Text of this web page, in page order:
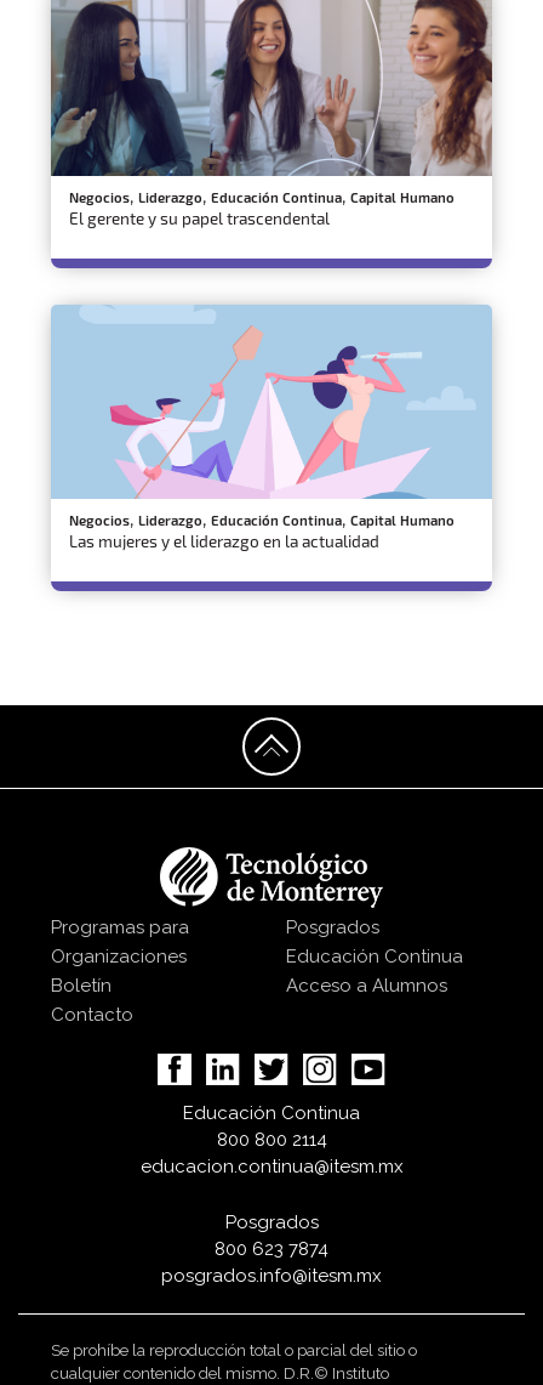
Negocios, Liderazgo, Educación Continua, Capital Humano
El gerente y su papel trascendental
Negocios, Liderazgo, Educación Continua, Capital Humano
Las mujeres y el liderazgo en la actualidad
Programas para
Organizaciones
Boletín
Contacto
Posgrados
Educación Continua
Acceso a Alumnos
Educación Continua
800 800 2114
educacion.continua@itesm.mx
Posgrados
800 623 7874
posgrados.info@itesm.mx
Se prohíbe la reproducción total o parcial del sitio o
cualquier contenido del mismo. D.R.© Instituto